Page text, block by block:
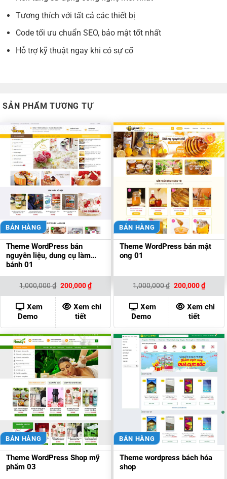
Tương thích với tất cả các thiết bị
Code tối ưu chuẩn SEO, bảo mật tốt nhất
Hỗ trợ kỹ thuật ngay khi có sự cố
SẢN PHẨM TƯƠNG TỰ
BÁN HÀNG
Theme WordPress bán
nguyên liệu, dung cụ làm
bánh 01
1,000,000₫ Giá
gốc
là:
1,000,000 ₫.
200,000₫Giá
hiện
tại
là:
200,000 ₫.
Xem
Demo
Xem chi
tiết
BÁN HÀNG
Theme WordPress bán mật
ong 01
1,000,000₫ Giá
gốc
là:
1,000,000 ₫.
200,000₫Giá
hiện
tại
là:
Xem
Demo
Xem chi
tiết
BÁN HÀNG
Theme WordPress Shop mỹ
phẩm 03
BÁN HÀNG
Theme wordpress bách hóa
shop